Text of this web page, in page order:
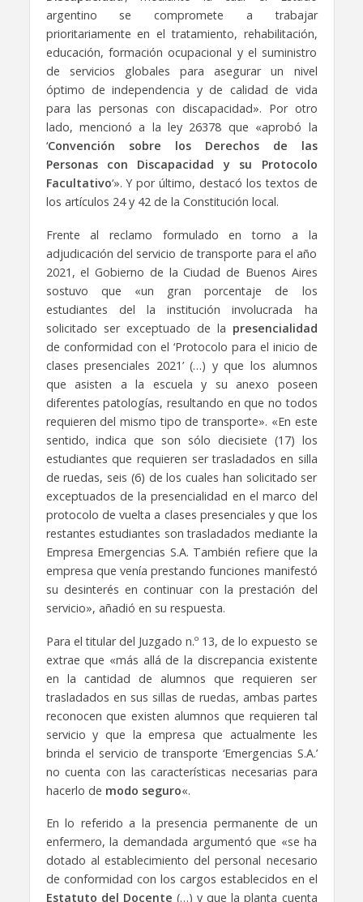
argentino se compromete a trabajar
prioritariamente en el tratamiento, rehabilitación,
educación, formación ocupacional y el suministro
de servicios globales para asegurar un nivel
óptimo de independencia y de calidad de vida
para las personas con discapacidad». Por otro
lado, mencionó a la ley 26378 que «aprobó la
‘Convención sobre los Derechos de las
Personas con Discapacidad y su Protocolo
Facultativo‘». Y por último, destacó los textos de
los artículos 24 y 42 de la Constitución local.
Frente al reclamo formulado en torno a la
adjudicación del servicio de transporte para el año
2021, el Gobierno de la Ciudad de Buenos Aires
sostuvo que «un gran porcentaje de los
estudiantes del la institución involucrada ha
solicitado ser exceptuado de la presencialidad
de conformidad con el ‘Protocolo para el inicio de
clases presenciales 2021’ (…) y que los alumnos
que asisten a la escuela y su anexo poseen
diferentes patologías, resultando en que no todos
requieren del mismo tipo de transporte». «En este
sentido, indica que son sólo diecisiete (17) los
estudiantes que requieren ser trasladados en silla
de ruedas, seis (6) de los cuales han solicitado ser
exceptuados de la presencialidad en el marco del
protocolo de vuelta a clases presenciales y que los
restantes estudiantes son trasladados mediante la
Empresa Emergencias S.A. También refiere que la
empresa que venía prestando funciones manifestó
su desinterés en continuar con la prestación del
servicio», añadió en su respuesta.
Para el titular del Juzgado n.º 13, de lo expuesto se
extrae que «más allá de la discrepancia existente
en la cantidad de alumnos que requieren ser
trasladados en sus sillas de ruedas, ambas partes
reconocen que existen alumnos que requieren tal
servicio y que la empresa que actualmente les
brinda el servicio de transporte ‘Emergencias S.A.’
no cuenta con las características necesarias para
hacerlo de modo seguro«.
En lo referido a la presencia permanente de un
enfermero, la demandada argumentó que «se ha
dotado al establecimiento del personal necesario
de conformidad con los cargos establecidos en el
Estatuto del Docente (…) y que la planta cuenta